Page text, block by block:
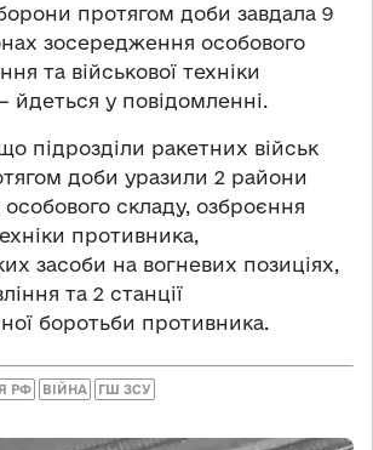
протягом доби завдала 9
зосередження особового
та військової техніки
йдеться у повідомленні.
підрозділи ракетних військ
доби уразили 2 райони
складу, озброєння
противника,
засоби на вогневих позиціях,
та 2 станції
боротьби противника.
РФ ВІЙНА ГШ ЗСУ